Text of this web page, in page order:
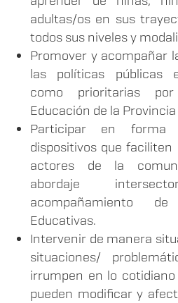
adultas/os en sus
todos sus niveles y
Promover y acompañar
las políticas públicas
como prioritarias
Educación de la Provincia
Participar en
dispositivos que
actores de la
abordaje
acompañamiento
Educativas.
Intervenir de manera
situaciones/
irrumpen en lo
pueden modificar y